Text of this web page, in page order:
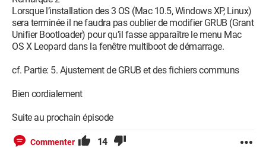
Lorsque l’installation des 3 OS (Mac 10.5, Windows XP, Linux)
sera terminée il ne faudra pas oublier de modifier GRUB (Grant
Unifier Bootloader) pour qu’il fasse apparaître le menu Mac
OS X Leopard dans la fenêtre multiboot de démarrage.
cf. Partie: 5. Ajustement de GRUB et des fichiers communs
Bien cordialement
Suite au prochain épisode
Commenter 14